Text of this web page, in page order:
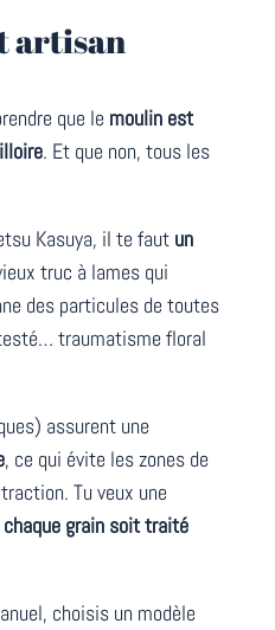
artisan
que le moulin est
. Et que non, tous les
Kasuya, il te faut un
truc à lames qui
des particules de toutes
traumatisme floral
assurent une
, ce qui évite les zones de
Tu veux une
chaque grain soit traité
choisis un modèle